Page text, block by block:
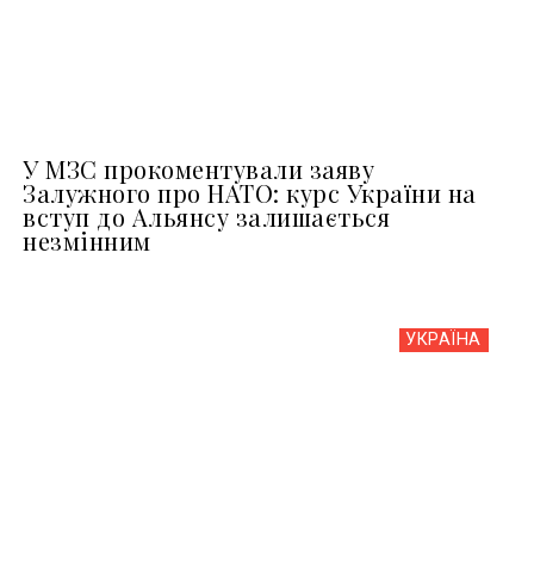
У МЗС прокоментували заяву
Залужного про НАТО: курс України на
вступ до Альянсу залишається
незмінним
УКРАЇНА